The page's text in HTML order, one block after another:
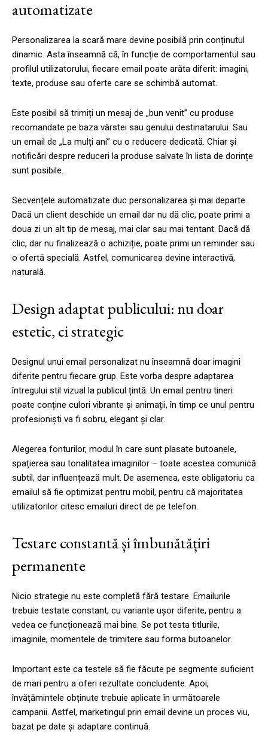
automatizate
Personalizarea la scară mare devine posibilă prin conținutul
dinamic. Asta înseamnă că, în funcție de comportamentul sau
profilul utilizatorului, fiecare email poate arăta diferit: imagini,
texte, produse sau oferte care se schimbă automat.
Este posibil să trimiți un mesaj de „bun venit” cu produse
recomandate pe baza vârstei sau genului destinatarului. Sau
un email de „La mulți ani” cu o reducere dedicată. Chiar și
notificări despre reduceri la produse salvate în lista de dorințe
sunt posibile.
Secvențele automatizate duc personalizarea și mai departe.
Dacă un client deschide un email dar nu dă clic, poate primi a
doua zi un alt tip de mesaj, mai clar sau mai tentant. Dacă dă
clic, dar nu finalizează o achiziție, poate primi un reminder sau
o ofertă specială. Astfel, comunicarea devine interactivă,
naturală.
Design adaptat publicului: nu doar
estetic, ci strategic
Designul unui email personalizat nu înseamnă doar imagini
diferite pentru fiecare grup. Este vorba despre adaptarea
întregului stil vizual la publicul țintă. Un email pentru tineri
poate conține culori vibrante și animații, în timp ce unul pentru
profesioniști va fi sobru, elegant și clar.
Alegerea fonturilor, modul în care sunt plasate butoanele,
spațierea sau tonalitatea imaginilor – toate acestea comunică
subtil, dar influențează mult. De asemenea, este obligatoriu ca
emailul să fie optimizat pentru mobil, pentru că majoritatea
utilizatorilor citesc emailuri direct de pe telefon.
Testare constantă și îmbunătățiri
permanente
Nicio strategie nu este completă fără testare. Emailurile
trebuie testate constant, cu variante ușor diferite, pentru a
vedea ce funcționează mai bine. Se pot testa titlurile,
imaginile, momentele de trimitere sau forma butoanelor.
Important este ca testele să fie făcute pe segmente suficient
de mari pentru a oferi rezultate concludente. Apoi,
învățămintele obținute trebuie aplicate în următoarele
campanii. Astfel, marketingul prin email devine un proces viu,
bazat pe date și adaptare continuă.